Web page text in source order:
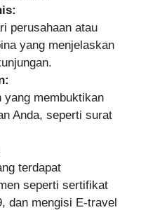
perusahaan atau
yang menjelaskan
yang membuktikan
Anda, seperti surat
terdapat
seperti sertifikat
dan mengisi E-travel